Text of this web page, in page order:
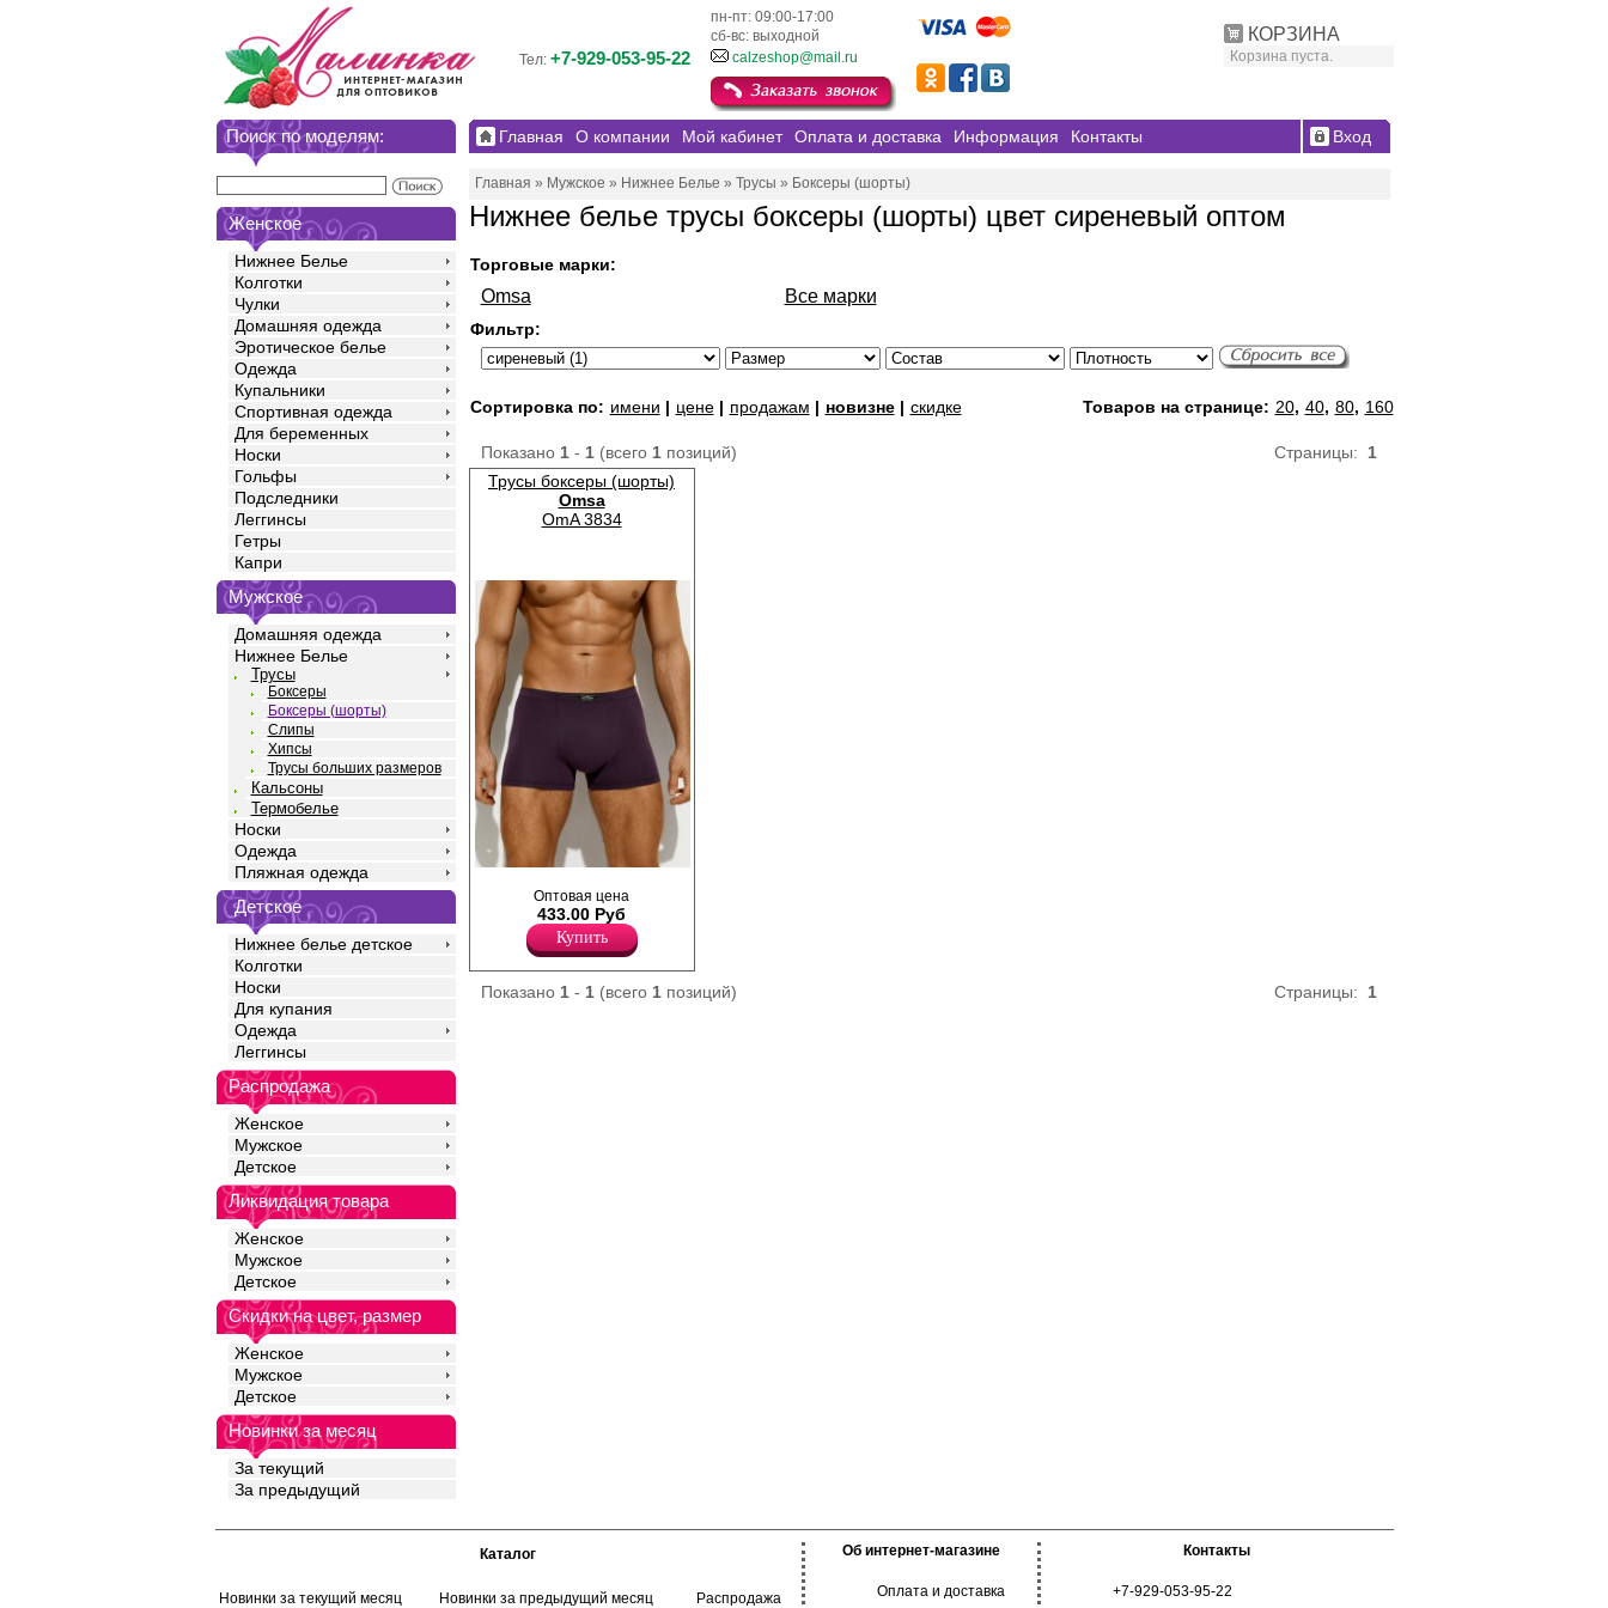
КОРЗИНА
Корзина пуста.
пн-пт: 09:00-17:00
сб-вс: выходной
Тел: +7-929-053-95-22 calzeshop@mail.ru
Поиск по моделям:
Женское
Нижнее Белье
Колготки
Чулки
Домашняя одежда
Эротическое белье
Одежда
Купальники
Спортивная одежда
Для беременных
Носки
Гольфы
Подследники
Леггинсы
Гетры
Капри
Мужское
Домашняя одежда
Нижнее Белье
Трусы
Боксеры
Боксеры (шорты)
Слипы
Хипсы
Трусы больших размеров
Кальсоны
Термобелье
Носки
Одежда
Пляжная одежда
Детское
Нижнее белье детское
Колготки
Носки
Для купания
Одежда
Леггинсы
Распродажа
Женское
Мужское
Детское
Ликвидация товара
Женское
Мужское
Детское
Скидки на цвет, размер
Женское
Мужское
Детское
Новинки за месяц
За текущий
За предыдущий
Главная О компании Мой кабинет Оплата и доставка Информация Контакты Вход
Главная » Мужское » Нижнее Белье » Трусы » Боксеры (шорты)
Нижнее белье трусы боксеры (шорты) цвет сиреневый оптом
Торговые марки:
Omsa Все марки
Фильтр:
Сортировка по: имени | цене| продажам | новизне| скидке Товаров на странице: 20, 40, 80, 160
Страницы: 1
Показано 1- 1(всего 1позиций)
Трусы боксеры (шорты)
Omsa
OmA 3834
силуэта, однотонные, со средней линией
талии, удобной закрытой резинкой.
Изготовлены из смесовой ткани хлопка и
вискозы, с добавлением эластана,
повышающий прочность и качество
одежды, создавая идеальное облегание
фигуры. Материал хорошо пропускает
антистатическим эффектом, подходит для
незаметны под одеждой. Модель не
комфорт в течении всего дня. Подходят
для ежедневного ношения, занятий
Хлопок 48%
Вискоза 47%
Эластан 5%
Оптовая цена
433.00 Руб
Купить
Страницы: 1
Показано 1- 1(всего 1позиций)
Каталог
Новинки за текущий месяц Новинки за предыдущий месяц Распродажа
Об интернет-магазине
Оплата и доставка
Контакты
+7-929-053-95-22